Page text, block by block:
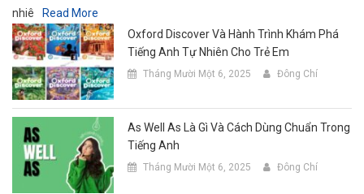
nhiê
Read More
Oxford Discover Và Hành Trình Khám Phá
Tiếng Anh Tự Nhiên Cho Trẻ Em
Tháng Mười Một 6, 2025 Đông Chí
As Well As Là Gì Và Cách Dùng Chuẩn Trong
Tiếng Anh
Tháng Mười Một 6, 2025 Đông Chí